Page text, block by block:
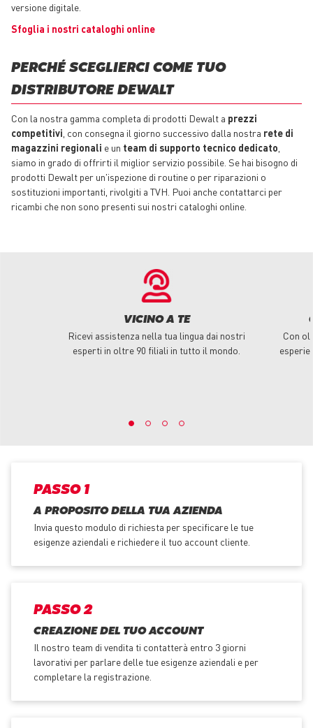
versione digitale.
Sfoglia i nostri cataloghi online
PERCHÉ SCEGLIERCI COME TUO
DISTRIBUTORE DEWALT
Con la nostra gamma completa di prodotti Dewalt a prezzi
competitivi , con consegna il giorno successivo dalla nostra rete di
magazzini regionali e un team di supporto tecnico dedicato
siamo in grado di offrirti il miglior servizio possibile. Se hai bisogno di
prodotti Dewalt per un'ispezione di routine o per riparazioni o
sostituzioni importanti, rivolgiti a TVH. Puoi anche contattarci per
ricambi che non sono presenti sui nostri cataloghi online.
VICINO A TE
Ricevi assistenza nella tua lingua dai nostri
esperti in oltre 90 filiali in tutto il mondo.
Con
PASSO 1
A PROPOSITO DELLA TUA AZIENDA
Invia questo modulo di richiesta per specificare le tue
esigenze aziendali e richiedere il tuo account cliente.
PASSO 2
CREAZIONE DEL TUO ACCOUNT
Il nostro team di vendita ti contatterà entro 3 giorni
lavorativi per parlare delle tue esigenze aziendali e per
completare la registrazione.